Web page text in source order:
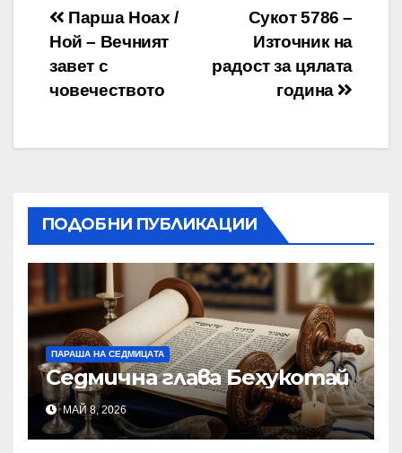
Навигация
Сукот 5786 –
Източник на
радост за цялата
година
Парша Ноах /
Ной – Вечният
завет с
човечеството
ПОДОБНИ ПУБЛИКАЦИИ
ПАРАША НА СЕДМИЦАТА
Седмична глава Бехукотай
МАЙ 8, 2026